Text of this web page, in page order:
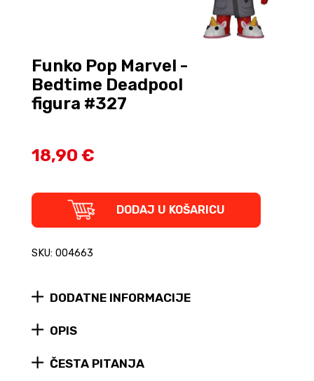
Funko Pop Marvel -
Bedtime Deadpool
figura #327
18,90 €
Funko
Marvel
Bedtime
#327
DODAJ U KOŠARICU
SKU: 004663
DODATNE INFORMACIJE
OPIS
ČESTA PITANJA